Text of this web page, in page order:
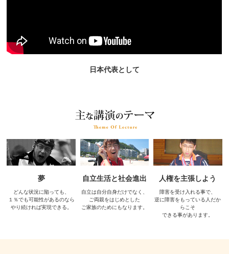
日本代表として
夢
どんな状況に陥っても、
１％でも可能性があるのなら
やり続ければ実現できる。
自立生活と社会進出
自立は自分自身だけでなく、
ご両親をはじめとした
ご家族のためにもなります。
人権を主張しよう
障害を受け入れる事で、
逆に障害をもっている人だか
らこそ
できる事があります。